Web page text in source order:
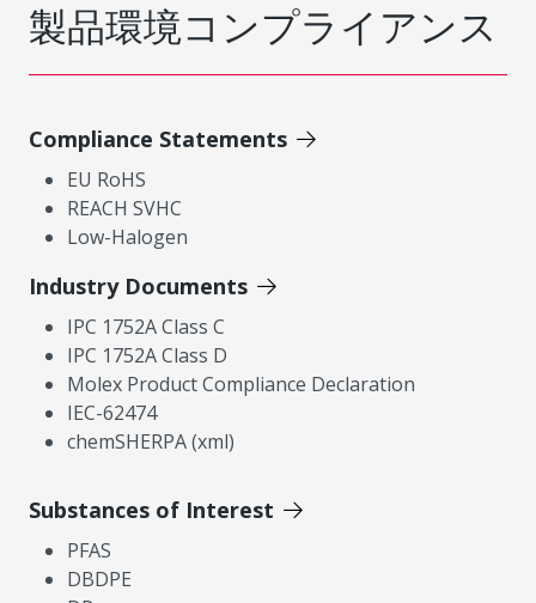
製品環境コンプライアンス
Compliance Statements
EU RoHS
REACH SVHC
Low-Halogen
Industry Documents
IPC 1752A Class C
IPC 1752A Class D
Molex Product Compliance Declaration
IEC-62474
chemSHERPA (xml)
Substances of Interest
PFAS
DBDPE